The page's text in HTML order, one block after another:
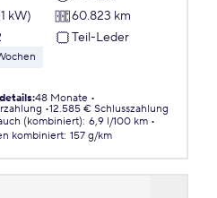
kW)
60.823 km
Teil-Leder
:48 Monate
12.585 € Schlusszahlung
(kombiniert): 6,9 l/100 km
kombiniert: 157 g/km